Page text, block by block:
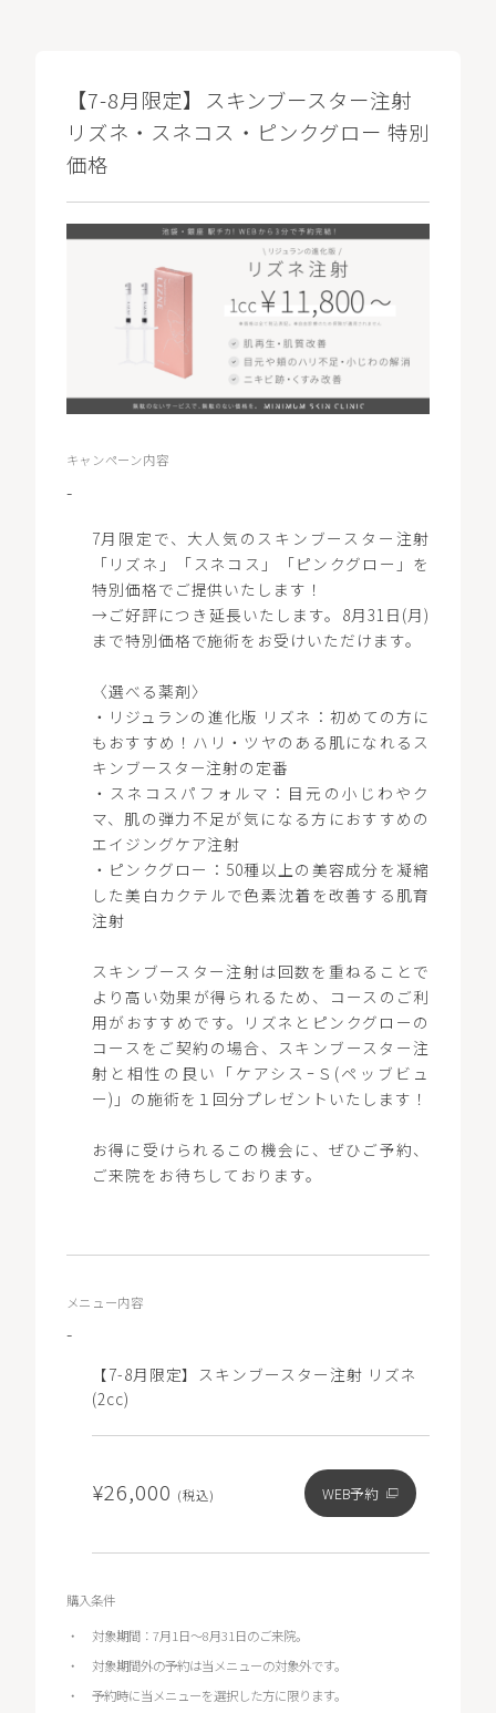
【7-8月限定】スキンブースター注射
リズネ・スネコス・ピンクグロー 特別
価格
キャンペーン内容
-
7月限定で、大人気のスキンブースター注射
「リズネ」「スネコス」「ピンクグロー」を
特別価格でご提供いたします！
→ご好評につき延長いたします。8月31日(月)
まで特別価格で施術をお受けいただけます。
〈選べる薬剤〉
・リジュランの進化版 リズネ：初めての方に
もおすすめ！ハリ・ツヤのある肌になれるス
キンブースター注射の定番
・スネコスパフォルマ：目元の小じわやク
マ、肌の弾力不足が気になる方におすすめの
エイジングケア注射
・ピンクグロー：50種以上の美容成分を凝縮
した美白カクテルで色素沈着を改善する肌育
注射
スキンブースター注射は回数を重ねることで
より高い効果が得られるため、コースのご利
用がおすすめです。リズネとピンクグローの
コースをご契約の場合、スキンブースター注
射と相性の良い「ケアシスｰＳ(ペッブビュ
ー)」の施術を１回分プレゼントいたします！
お得に受けられるこの機会に、ぜひご予約、
ご来院をお待ちしております。
メニュー内容
-
【7-8月限定】スキンブースター注射 リズネ
(2cc)
¥26,000 (税込) WEB予約
購入条件
対象期間：7月1日～8月31日のご来院。
対象期間外の予約は当メニューの対象外です。
予約時に当メニューを選択した方に限ります。